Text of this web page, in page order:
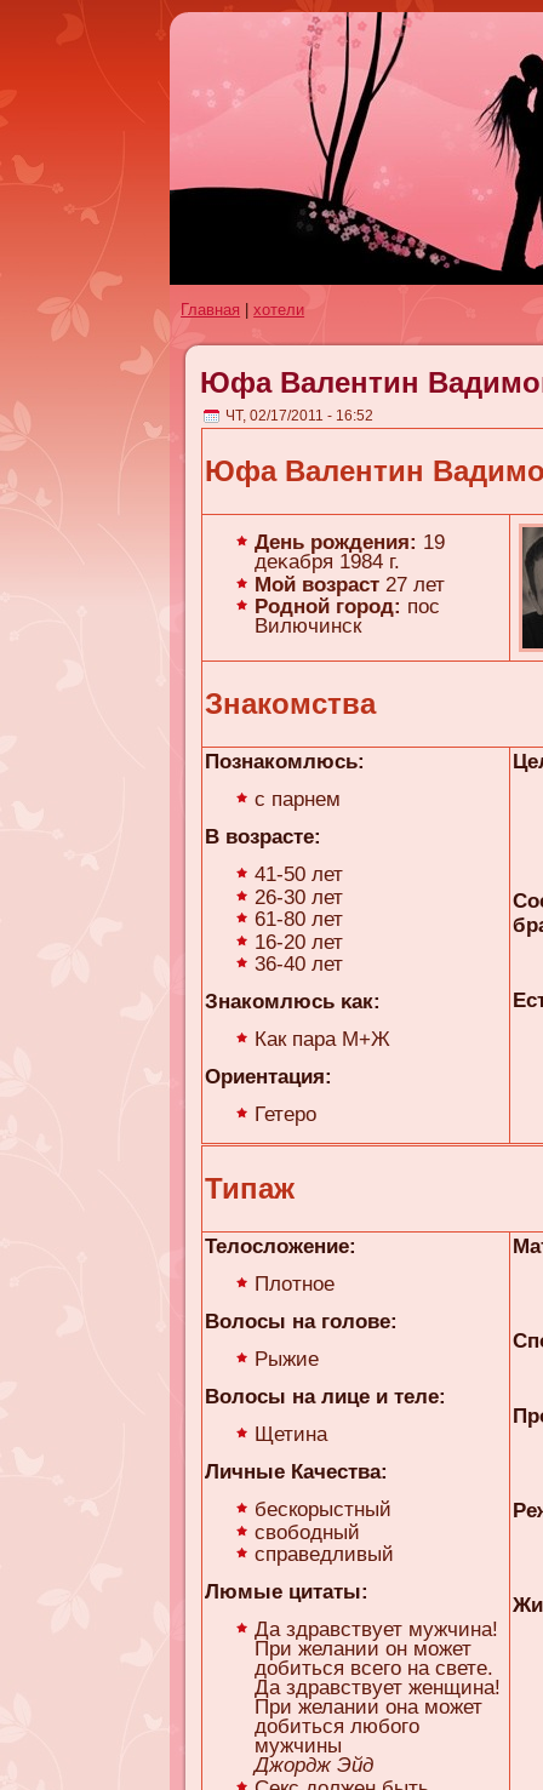
Главная |хотели
Юфа Валентин
ЧТ, 02/17/2011 - 16:52
Юфа Валентин
День рождения: 19
деκaбря 1984 г.
Мой возраст 27 лет
Родной город: пос
Вилючинск
Знакомства
Познакомлюсь:
с парнем
В возрасте:
41-50 лет
26-30 лет
61-80 лет
16-20 лет
36-40 лет
Знакомлюсь κaк:
Как пара М+Ж
Ориентация:
Гетеро
Типаж
Телосложение:
Плотное
Волосы на голове:
Рыжие
Волосы на лице и теле:
Щетина
Личные Качества:
бескорыстный
свободный
справедливый
Люмые цитаты:
Да здравствует мужчина!
При желании он может
добиться всего на свете.
Да здравствует женщина!
При желании она может
добиться любого
мужчины
Джордж Эйд